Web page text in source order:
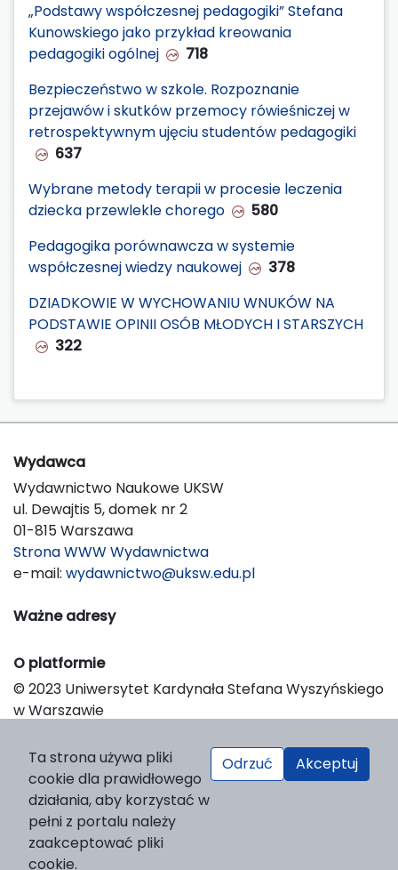
„Podstawy współczesnej pedagogiki” Stefana
Kunowskiego jako przykład kreowania
pedagogiki ogólnej
718
Bezpieczeństwo w szkole. Rozpoznanie
przejawów i skutków przemocy rówieśniczej w
retrospektywnym ujęciu studentów pedagogiki
637
Wybrane metody terapii w procesie leczenia
dziecka przewlekle chorego
580
Pedagogika porównawcza w systemie
współczesnej wiedzy naukowej
378
DZIADKOWIE W WYCHOWANIU WNUKÓW NA
PODSTAWIE OPINII OSÓB MŁODYCH I STARSZYCH
322
Wydawca
Wydawnictwo Naukowe UKSW
ul. Dewajtis 5, domek nr 2
01-815 Warszawa
Strona WWW Wydawnictwa
e-mail: wydawnictwo@uksw.edu.pl
Ważne adresy
O platformie
© 2023 Uniwersytet Kardynała Stefana Wyszyńskiego
w Warszawie
Platform & Workflow by OJS/PKP
Ta strona używa pliki
cookie dla prawidłowego
działania, aby korzystać w
pełni z portalu należy
zaakceptować pliki
cookie.
Odrzuć Akceptuj